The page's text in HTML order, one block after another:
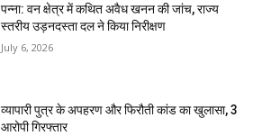
पन्ना: वन क्षेत्र में कथित अवैध खनन की जांच, राज्य
स्तरीय उड़नदस्ता दल ने किया निरीक्षण
July 6, 2026
व्यापारी पुत्र के अपहरण और फिरौती कांड का खुलासा, 3
आरोपी गिरफ्तार